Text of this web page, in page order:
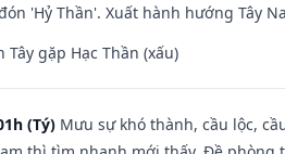
'Hỷ Thần'. Xuất hành hướng Tây
gặp Hạc Thần (xấu)
(Tý) Mưu sự khó thành, cầu lộc,